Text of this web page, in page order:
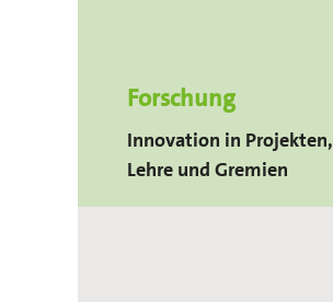
Forschung
Innovation in Projekten,
Lehre und Gremien